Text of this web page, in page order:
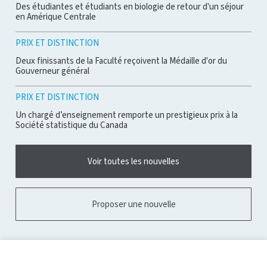
Des étudiantes et étudiants en biologie de retour d'un séjour
en Amérique Centrale
PRIX ET DISTINCTION
Deux finissants de la Faculté reçoivent la Médaille d'or du
Gouverneur général
PRIX ET DISTINCTION
Un chargé d’enseignement remporte un prestigieux prix à la
Société statistique du Canada
Voir toutes les nouvelles
Proposer une nouvelle